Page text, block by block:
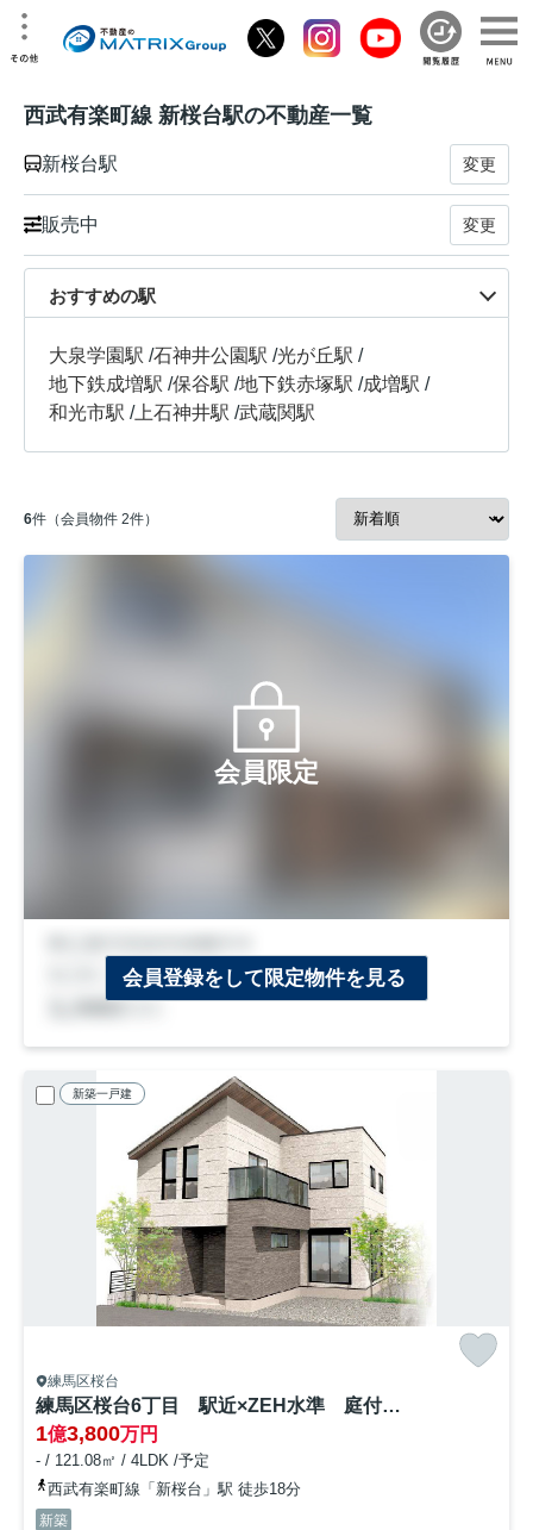
西武有楽町線 新桜台駅の不動産一覧
新桜台駅 変更
販売中 変更
おすすめの駅
大泉学園駅 /石神井公園駅 /光が丘駅 /
地下鉄成増駅 /保谷駅 /地下鉄赤塚駅 /成増駅 /
和光市駅 /上石神井駅 /武蔵関駅
6件（会員物件 2件）
会員限定
会員登録をして限定物件を見る
新築一戸建
練馬区桜台
練馬区桜台6丁目 駅近×ZEH水準 庭付き耐震住宅 限定1棟
1億3,800万円
- / 121.08㎡ / 4LDK /予定
西武有楽町線「新桜台」駅 徒歩18分
新築